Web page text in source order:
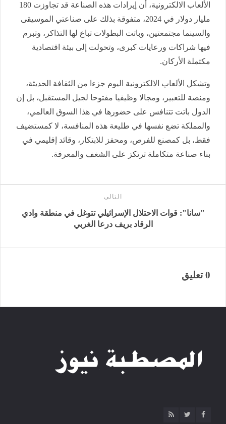
الألعاب الالكترونية، أن إيرادات هذه الصناعة قد تجاوزت 180
مليار دولار في 2024، متفوقة بذلك على صناعتي الموسيقى
والسينما مجتمعتين، وباتت البطولات تباع لها التذاكر، وتبرم
فيها شراكات ورعايات كبرى، وتحولت إلى بيئة اقتصادية
مكتملة الأركان.
وتشكل الألعاب الالكترونية اليوم جزءا من الثقافة الحديثة،
ومنصة للتعبير، ومجالا وظيفيا مفتوحا لجيل المستقبل، بل إن
الدول باتت تتنافس على حضورها في هذا السوق العالمي،
والمملكة تضع نفسها في طليعة هذه المنافسة، لا كمستضيف
فقط، بل كمصنع للفرص، ومحفز للابتكار، وقائد إقليمي في
بناء صناعة متكاملة ترتكز على الشغف والمعرفة.
التالى
"سانا": قوات الاحتلال الإسرائيلي تتوغل في منطقة وادي
الرقاد ‏بريف درعا الغربي‎
0 تعليق